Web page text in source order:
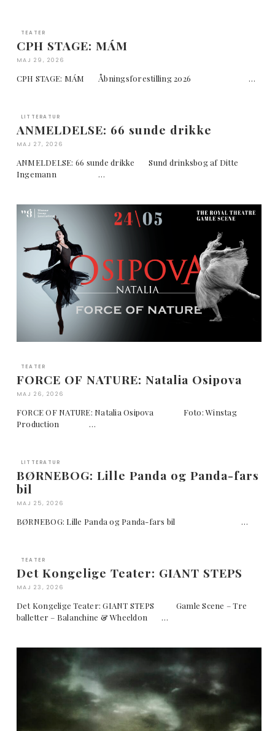
TEATER
CPH STAGE: MÁM
MAJ 29, 2026
CPH STAGE: MÁM Åbningsforestilling 2026 …
LITTERATUR
ANMELDELSE: 66 sunde drikke
MAJ 27, 2026
ANMELDELSE: 66 sunde drikke Sund drinksbog af Ditte
Ingemann …
TEATER
FORCE OF NATURE: Natalia Osipova
MAJ 26, 2026
FORCE OF NATURE: Natalia Osipova Foto: Winstag
Production …
LITTERATUR
BØRNEBOG: Lille Panda og Panda-fars
bil
MAJ 25, 2026
BØRNEBOG: Lille Panda og Panda-fars bil …
TEATER
Det Kongelige Teater: GIANT STEPS
MAJ 23, 2026
Det Kongelige Teater: GIANT STEPS Gamle Scene – Tre
balletter – Balanchine & Wheeldon …